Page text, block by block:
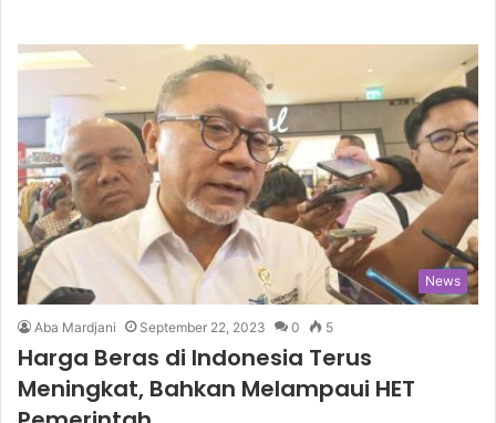
News
Aba Mardjani September 22, 2023 0 5
Harga Beras di Indonesia Terus
Meningkat, Bahkan Melampaui HET